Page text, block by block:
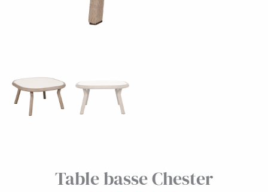
Table basse Chester